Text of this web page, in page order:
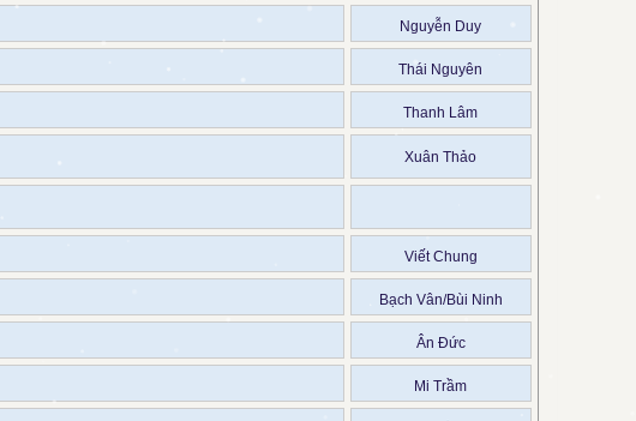
Nguyễn Duy
Thái Nguyên
Thanh Lâm
Xuân Thảo
Viết Chung
Bạch Vân/Bùi Ninh
Ân Đức
Mi Trầm